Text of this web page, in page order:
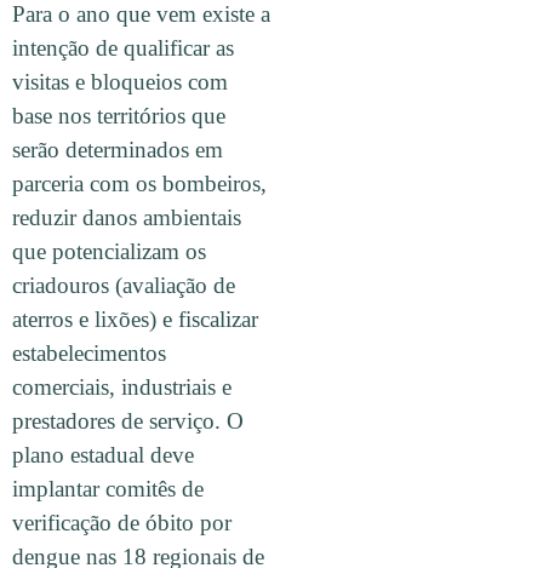
Para o ano que vem existe a
intenção de qualificar as
visitas e bloqueios com
base nos territórios que
serão determinados em
parceria com os bombeiros,
reduzir danos ambientais
que potencializam os
criadouros (avaliação de
aterros e lixões) e fiscalizar
estabelecimentos
comerciais, industriais e
prestadores de serviço. O
plano estadual deve
implantar comitês de
verificação de óbito por
dengue nas 18 regionais de